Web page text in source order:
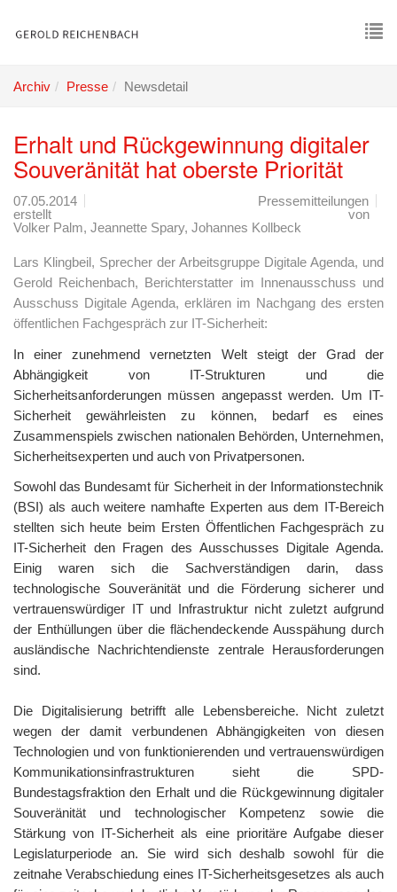
Archiv Presse Newsdetail
Erhalt und Rückgewinnung digitaler
Souveränität hat oberste Priorität
07.05.2014
Pressemitteilungen
erstellt von
Volker Palm, Jeannette Spary, Johannes Kollbeck
Lars Klingbeil, Sprecher der Arbeitsgruppe Digitale Agenda, und
Gerold Reichenbach, Berichterstatter im Innenausschuss und
Ausschuss Digitale Agenda, erklären im Nachgang des ersten
öffentlichen Fachgespräch zur IT-Sicherheit:
In einer zunehmend vernetzten Welt steigt der Grad der
Abhängigkeit von IT-Strukturen und die
Sicherheitsanforderungen müssen angepasst werden. Um IT-
Sicherheit gewährleisten zu können, bedarf es eines
Zusammenspiels zwischen nationalen Behörden, Unternehmen,
Sicherheitsexperten und auch von Privatpersonen.
Sowohl das Bundesamt für Sicherheit in der Informationstechnik
(BSI) als auch weitere namhafte Experten aus dem IT-Bereich
stellten sich heute beim Ersten Öffentlichen Fachgespräch zu
IT-Sicherheit den Fragen des Ausschusses Digitale Agenda.
Einig waren sich die Sachverständigen darin, dass
technologische Souveränität und die Förderung sicherer und
vertrauenswürdiger IT und Infrastruktur nicht zuletzt aufgrund
der Enthüllungen über die flächendeckende Ausspähung durch
ausländische Nachrichtendienste zentrale Herausforderungen
sind.
Die Digitalisierung betrifft alle Lebensbereiche. Nicht zuletzt
wegen der damit verbundenen Abhängigkeiten von diesen
Technologien und von funktionierenden und vertrauenswürdigen
Kommunikationsinfrastrukturen sieht die SPD-
Bundestagsfraktion den Erhalt und die Rückgewinnung digitaler
Souveränität und technologischer Kompetenz sowie die
Stärkung von IT-Sicherheit als eine prioritäre Aufgabe dieser
Legislaturperiode an. Sie wird sich deshalb sowohl für die
zeitnahe Verabschiedung eines IT-Sicherheitsgesetzes als auch